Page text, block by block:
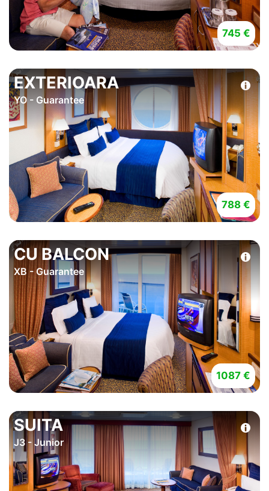
745 €
EXTERIOARA
YO - Guarantee
788 €
CU BALCON
XB - Guarantee
1087 €
SUITA
J3 - Junior